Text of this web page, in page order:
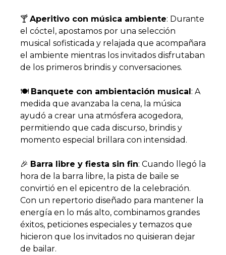
🍸 Aperitivo con música ambiente: Durante
el cóctel, apostamos por una selección
musical sofisticada y relajada que acompañara
el ambiente mientras los invitados disfrutaban
de los primeros brindis y conversaciones.
🍽️ Banquete con ambientación musical: A
medida que avanzaba la cena, la música
ayudó a crear una atmósfera acogedora,
permitiendo que cada discurso, brindis y
momento especial brillara con intensidad.
🎉 Barra libre y fiesta sin fin: Cuando llegó la
hora de la barra libre, la pista de baile se
convirtió en el epicentro de la celebración.
Con un repertorio diseñado para mantener la
energía en lo más alto, combinamos grandes
éxitos, peticiones especiales y temazos que
hicieron que los invitados no quisieran dejar
de bailar.